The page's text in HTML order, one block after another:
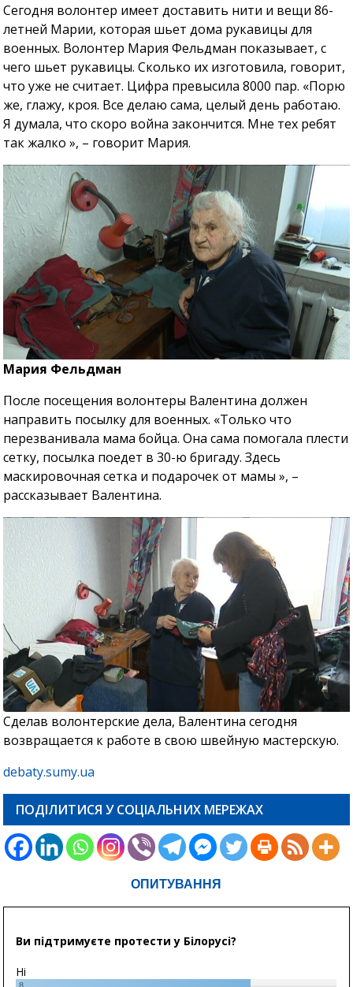
Сегодня волонтер имеет доставить нити и вещи 86-
летней Марии, которая шьет дома рукавицы для
военных. Волонтер Мария Фельдман показывает, с
чего шьет рукавицы. Сколько их изготовила, говорит,
что уже не считает. Цифра превысила 8000 пар. «Порю
же, глажу, кроя. Все делаю сама, целый день работаю.
Я думала, что скоро война закончится. Мне тех ребят
так жалко », – говорит Мария.
Мария Фельдман
После посещения волонтеры Валентина должен
направить посылку для военных. «Только что
перезванивала мама бойца. Она сама помогала плести
сетку, посылка поедет в 30-ю бригаду. Здесь
маскировочная сетка и подарочек от мамы », –
рассказывает Валентина.
Сделав волонтерские дела, Валентина сегодня
возвращается к работе в свою швейную мастерскую.
debaty.sumy.ua
ПОДІЛИТИСЯ У СОЦІАЛЬНИХ МЕРЕЖАХ
ОПИТУВАННЯ
Ви підтримуєте протести у Білорусі?
Ні